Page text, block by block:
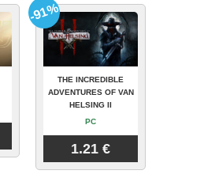
THE INCREDIBLE
ADVENTURES OF VAN
HELSING II
PC
1.21 €
-91%